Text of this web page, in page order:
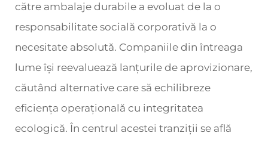
către ambalaje durabile a evoluat de la o
responsabilitate socială corporativă la o
necesitate absolută. Companiile din întreaga
lume își reevaluează lanțurile de aprovizionare,
căutând alternative care să echilibreze
eficiența operațională cu integritatea
ecologică. În centrul acestei tranziții se află